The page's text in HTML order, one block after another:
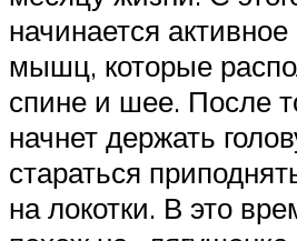
начинается
мышц, которые
спине и шее. После
начнет держать
стараться
на локотки. В это